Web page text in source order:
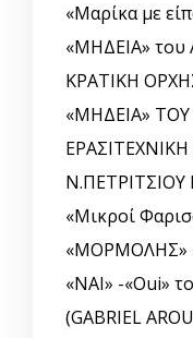
«Μαρίκα με
«ΜΗΔΕΙΑ»
ΚΡΑΤΙΚΗ
«ΜΗΔΕΙΑ»
«Μικροί
«ΜΟΡΜΟΛΗΣ» -
«ΝΑΙ» -«Oui»
(GABRIEL